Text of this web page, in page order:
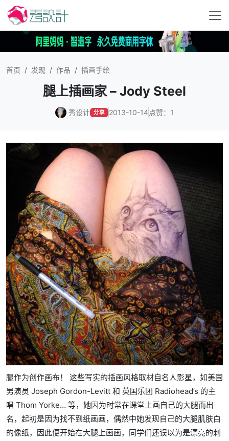
首页 发现 作品 插画手绘
腿上插画家 – Jody Steel
秀设计 分享 2013-10-14 点赞：1
腿作为创作画布！ 这些写实的插画风格取材自名人影星，如美国
男演员 Joseph Gordon-Levitt 和 英国乐团 Radiohead’s 的主
唱 Thom Yorke… 等，她因为时常在课堂上画自己的大腿而出
名，起初是因为找不到纸画画，偶然中她发现自己的大腿肌肤白
的像纸，因此便开始在大腿上画画，同学们还误以为是漂亮的刺